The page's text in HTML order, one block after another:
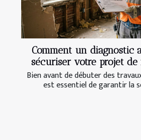
Comment un diagnostic
sécuriser votre projet de
Bien avant de débuter des
est essentiel de garantir la